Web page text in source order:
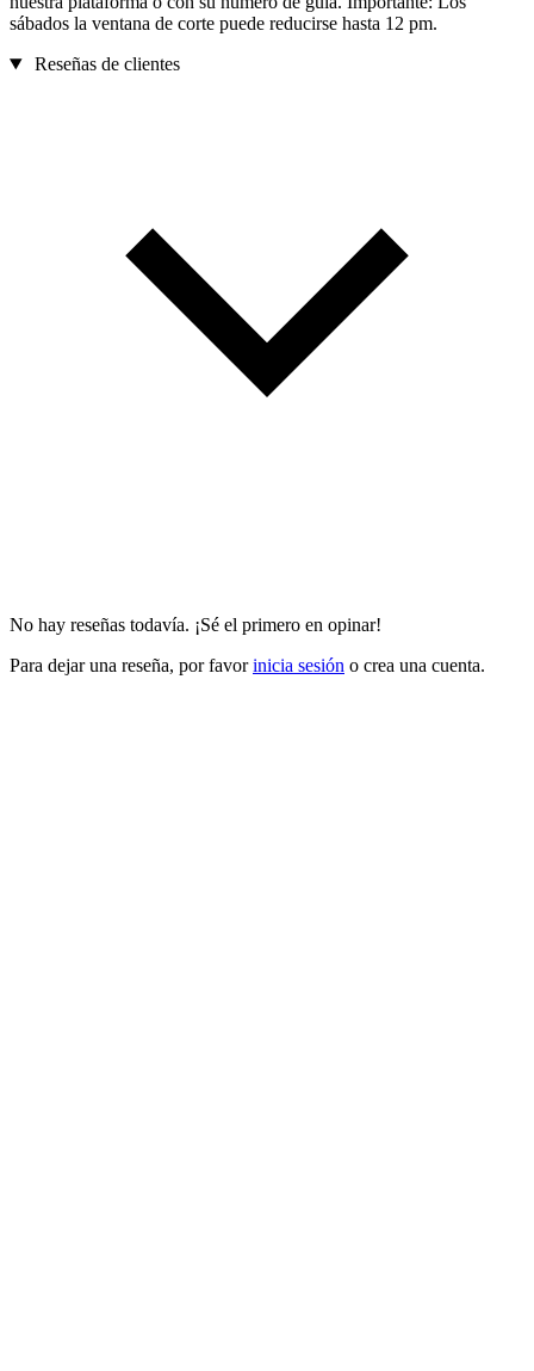
sábados la ventana de corte puede reducirse hasta 12 pm.
Reseñas de clientes
No hay reseñas todavía. ¡Sé el primero en opinar!
Para dejar una reseña, por favorinicia sesión o crea una cuenta.